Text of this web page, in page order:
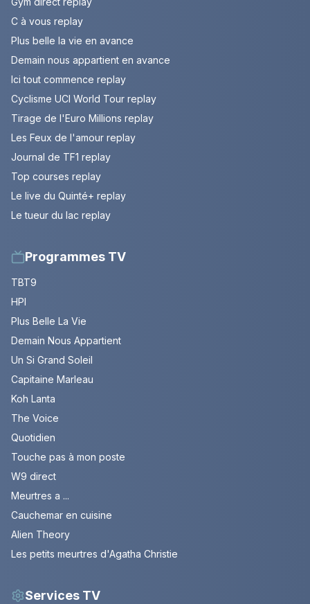
C à vous replay
Plus belle la vie en avance
Demain nous appartient en avance
Ici tout commence replay
Cyclisme UCI World Tour replay
Tirage de l'Euro Millions replay
Les Feux de l'amour replay
Journal de TF1 replay
Top courses replay
Le live du Quinté+ replay
Le tueur du lac replay
Programmes TV
TBT9
HPI
Plus Belle La Vie
Demain Nous Appartient
Un Si Grand Soleil
Capitaine Marleau
Koh Lanta
The Voice
Quotidien
Touche pas à mon poste
W9 direct
Meurtres a ...
Cauchemar en cuisine
Alien Theory
Les petits meurtres d'Agatha Christie
Services TV